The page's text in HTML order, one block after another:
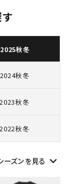
ロングスリーブ
秋冬
秋冬
秋冬
秋冬
ーズンを見る keyboard_arrow_down